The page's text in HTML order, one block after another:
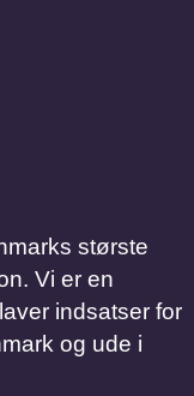
største
Vi er en
indsatser for
og ude i